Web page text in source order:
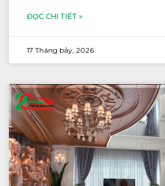
ĐỌC CHI TIẾT »
17 Tháng bảy, 2026